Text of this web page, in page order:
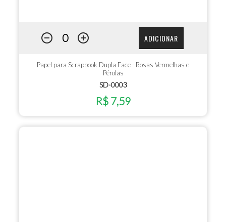
ADICIONAR
Papel para Scrapbook Dupla Face - Rosas Vermelhas e
Pérolas
SD-0003
R$ 7,59